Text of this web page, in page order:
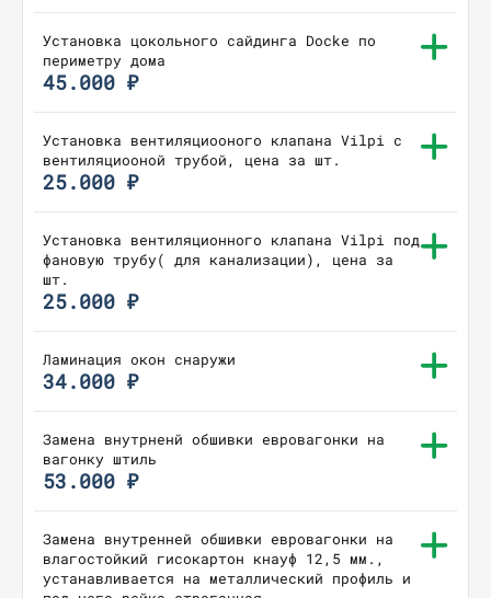
Установка цокольного сайдинга Docke по
периметру дома
45.000 ₽
Установка вентиляциооного клапана Vilpi с
вентиляциооной трубой, цена за шт.
25.000 ₽
Установка вентиляционного клапана Vilpi под
фановую трубу( для канализации), цена за
шт.
25.000 ₽
Ламинация окон снаружи
34.000 ₽
Замена внутрненй обшивки евровагонки на
вагонку штиль
53.000 ₽
Замена внутренней обшивки евровагонки на
влагостойкий гисокартон кнауф 12,5 мм.,
устанавливается на металлический профиль и